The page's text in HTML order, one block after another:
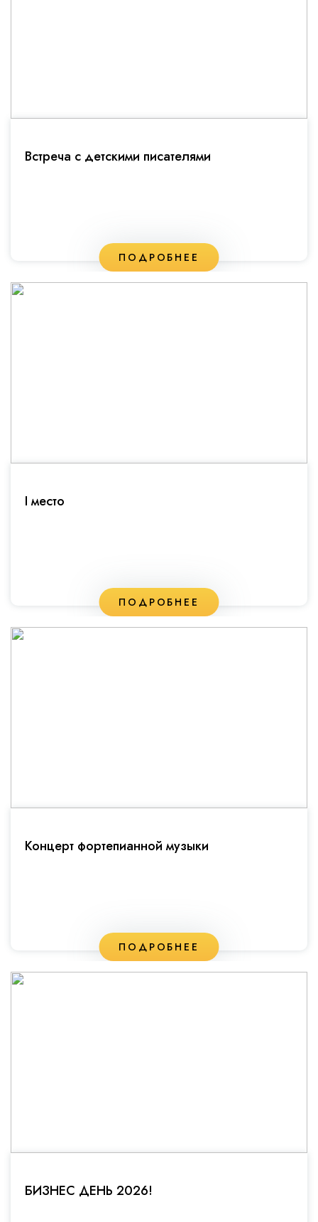
Встреча с детскими писателями
ПОДРОБНЕЕ
I место
ПОДРОБНЕЕ
Концерт фортепианной музыки
ПОДРОБНЕЕ
БИЗНЕС ДЕНЬ 2026!